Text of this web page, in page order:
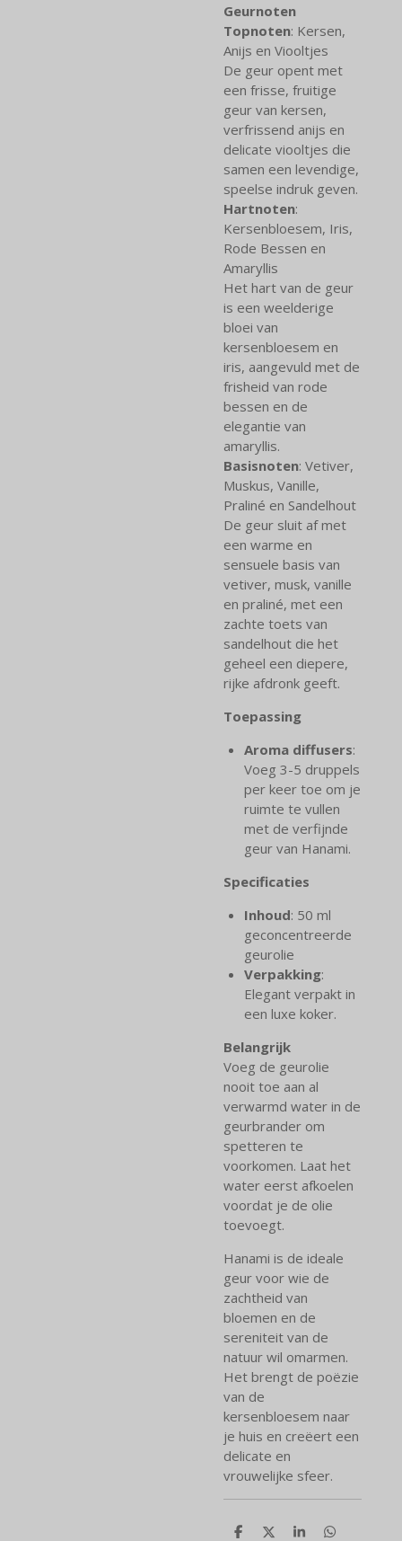
Geurnoten
Topnoten: Kersen,
Anijs en Viooltjes
De geur opent met
een frisse, fruitige
geur van kersen,
verfrissend anijs en
delicate viooltjes die
samen een levendige,
speelse indruk geven.
Hartnoten:
Kersenbloesem, Iris,
Rode Bessen en
Amaryllis
Het hart van de geur
is een weelderige
bloei van
kersenbloesem en
iris, aangevuld met de
frisheid van rode
bessen en de
elegantie van
amaryllis.
Basisnoten: Vetiver,
Muskus, Vanille,
Praliné en Sandelhout
De geur sluit af met
een warme en
sensuele basis van
vetiver, musk, vanille
en praliné, met een
zachte toets van
sandelhout die het
geheel een diepere,
rijke afdronk geeft.
Toepassing
Aroma diffusers:
Voeg 3-5 druppels
per keer toe om je
ruimte te vullen
met de verfijnde
geur van Hanami.
Specificaties
Inhoud: 50 ml
geconcentreerde
geurolie
Verpakking:
Elegant verpakt in
een luxe koker.
Belangrijk
Voeg de geurolie
nooit toe aan al
verwarmd water in de
geurbrander om
spetteren te
voorkomen. Laat het
water eerst afkoelen
voordat je de olie
toevoegt.
Hanami is de ideale
geur voor wie de
zachtheid van
bloemen en de
sereniteit van de
natuur wil omarmen.
Het brengt de poëzie
van de
kersenbloesem naar
je huis en creëert een
delicate en
vrouwelijke sfeer.
D D S D